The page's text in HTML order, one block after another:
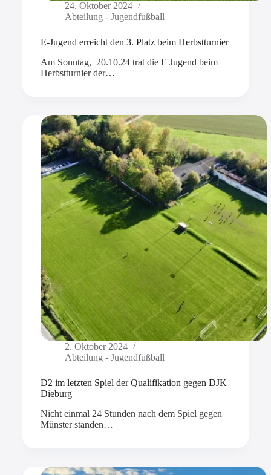
24. Oktober 2024
Abteilung - Jugendfußball
E-Jugend erreicht den 3. Platz beim Herbstturnier
Am Sonntag, 20.10.24 trat die E Jugend beim
Herbstturnier der…
2. Oktober 2024
Abteilung - Jugendfußball
D2 im letzten Spiel der Qualifikation gegen DJK
Dieburg
Nicht einmal 24 Stunden nach dem Spiel gegen
Münster standen…